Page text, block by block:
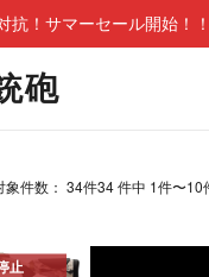
抗！サマーセール開始！！
砲
象件数： 34件34 件中 1件〜10
止